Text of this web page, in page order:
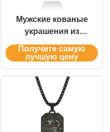
Мужские кованые
украшения из
углеродного
волокна
Получите самую
лучшую цену